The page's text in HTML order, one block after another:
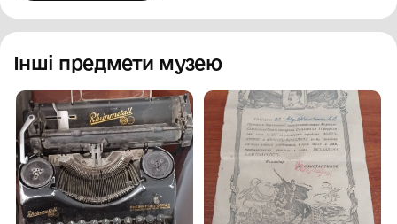
Інші предмети музею